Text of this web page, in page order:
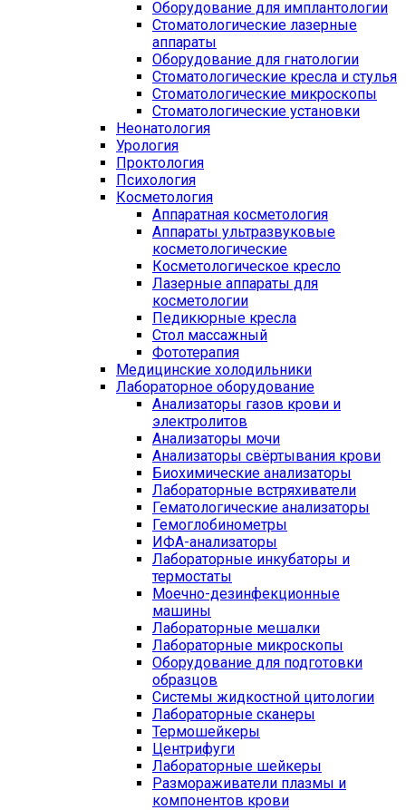
Оборудование для имплантологии
Стоматологические лазерные
аппараты
Оборудование для гнатологии
Стоматологические кресла и стулья
Стоматологические микроскопы
Стоматологические установки
Неонатология
Урология
Проктология
Психология
Косметология
Аппаратная косметология
Аппараты ультразвуковые
косметологические
Косметологическое кресло
Лазерные аппараты для
косметологии
Педикюрные кресла
Стол массажный
Фототерапия
Медицинские холодильники
Лабораторное оборудование
Анализаторы газов крови и
электролитов
Анализаторы мочи
Анализаторы свёртывания крови
Биохимические анализаторы
Лабораторные встряхиватели
Гематологические анализаторы
Гемоглобинометры
ИФА-анализаторы
Лабораторные инкубаторы и
термостаты
Моечно-дезинфекционные
машины
Лабораторные мешалки
Лабораторные микроскопы
Оборудование для подготовки
образцов
Системы жидкостной цитологии
Лабораторные сканеры
Термошейкеры
Центрифуги
Лабораторные шейкеры
Размораживатели плазмы и
компонентов крови